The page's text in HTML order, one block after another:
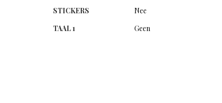
STICKERS
Nee
TAAL 1
Geen